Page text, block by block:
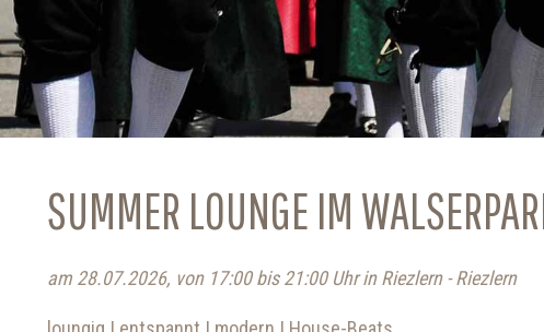
SUMMER LOUNGE IM
am 28.07.2026, von 17:00 bis 21:00 Uhr in Riezlern - Riezlern